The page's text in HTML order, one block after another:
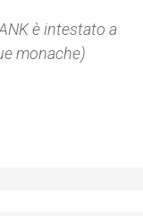
è intestato a
monache)